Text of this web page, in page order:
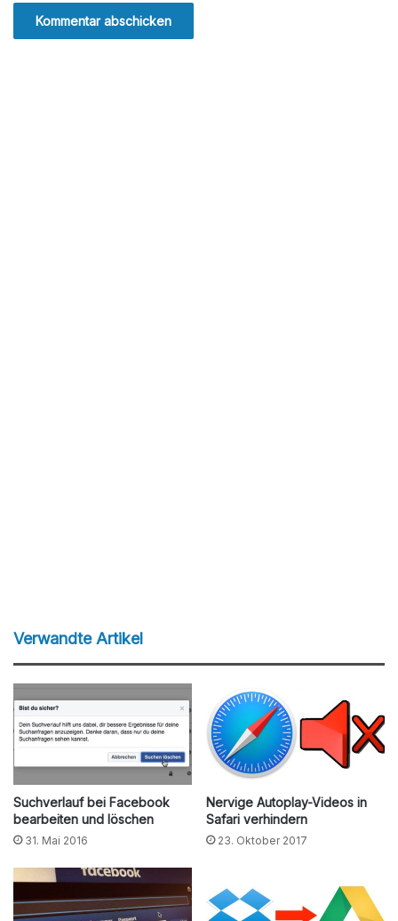
Verwandte Artikel
Suchverlauf bei Facebook
bearbeiten und löschen
31. Mai 2016
Nervige Autoplay-Videos in
Safari verhindern
23. Oktober 2017